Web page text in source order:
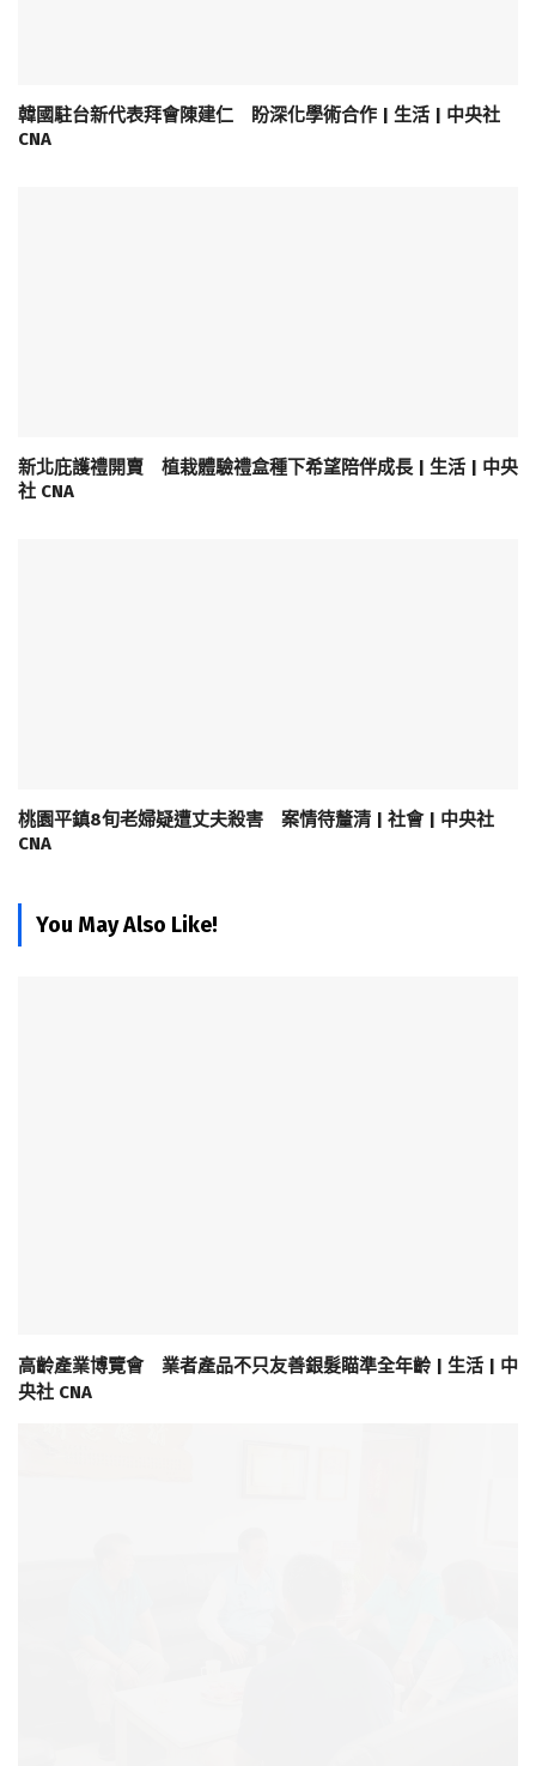
韓國駐台新代表拜會陳建仁 盼深化學術合作 | 生活 | 中央社
CNA
新北庇護禮開賣 植栽體驗禮盒種下希望陪伴成長 | 生活 | 中央
社 CNA
桃園平鎮8旬老婦疑遭丈夫殺害 案情待釐清 | 社會 | 中央社
CNA
You May Also Like!
高齡產業博覽會 業者產品不只友善銀髮瞄準全年齡 | 生活 | 中
央社 CNA